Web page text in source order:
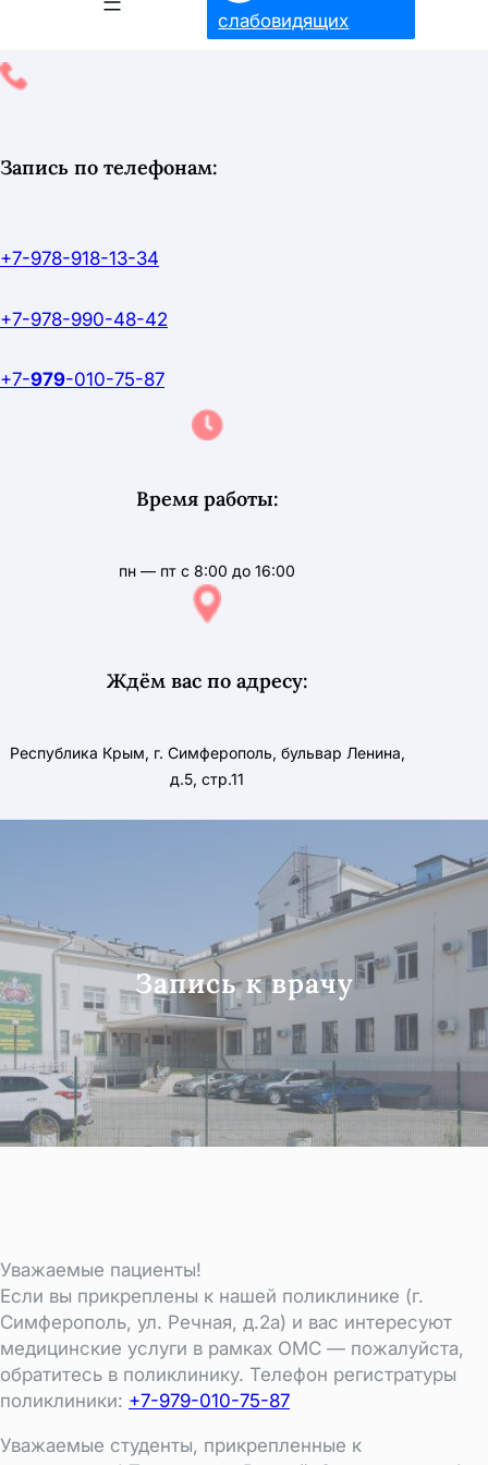
слабовидящих
Запись по телефонам:
+7-978-918-13-34
+7-978-990-48-42
+7-979-010-75-87
Время работы:
пн — пт с 8:00 до 16:00
Ждём вас по адресу:
Республика Крым, г. Симферополь, бульвар Ленина,
д.5, стр.11
Запись к врачу
Уважаемые пациенты!
Если вы прикреплены к нашей поликлинике (г.
Симферополь, ул. Речная, д.2а) и вас интересуют
медицинские услуги в рамках ОМС — пожалуйста,
обратитесь в поликлинику. Телефон регистратуры
поликлиники: +7-979-010-75-87
Уважаемые студенты, прикрепленные к